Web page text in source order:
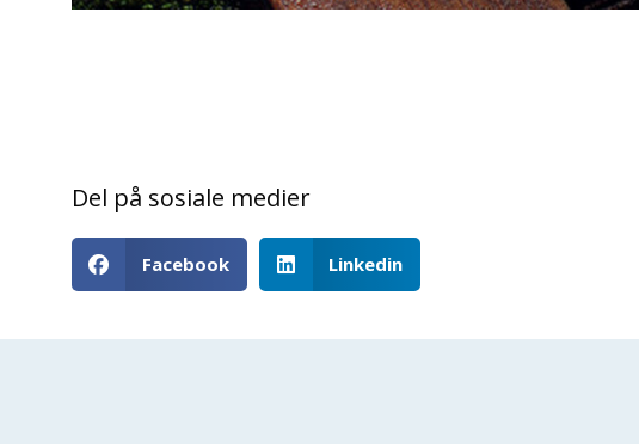
Del på sosiale medier
Facebook Linkedin